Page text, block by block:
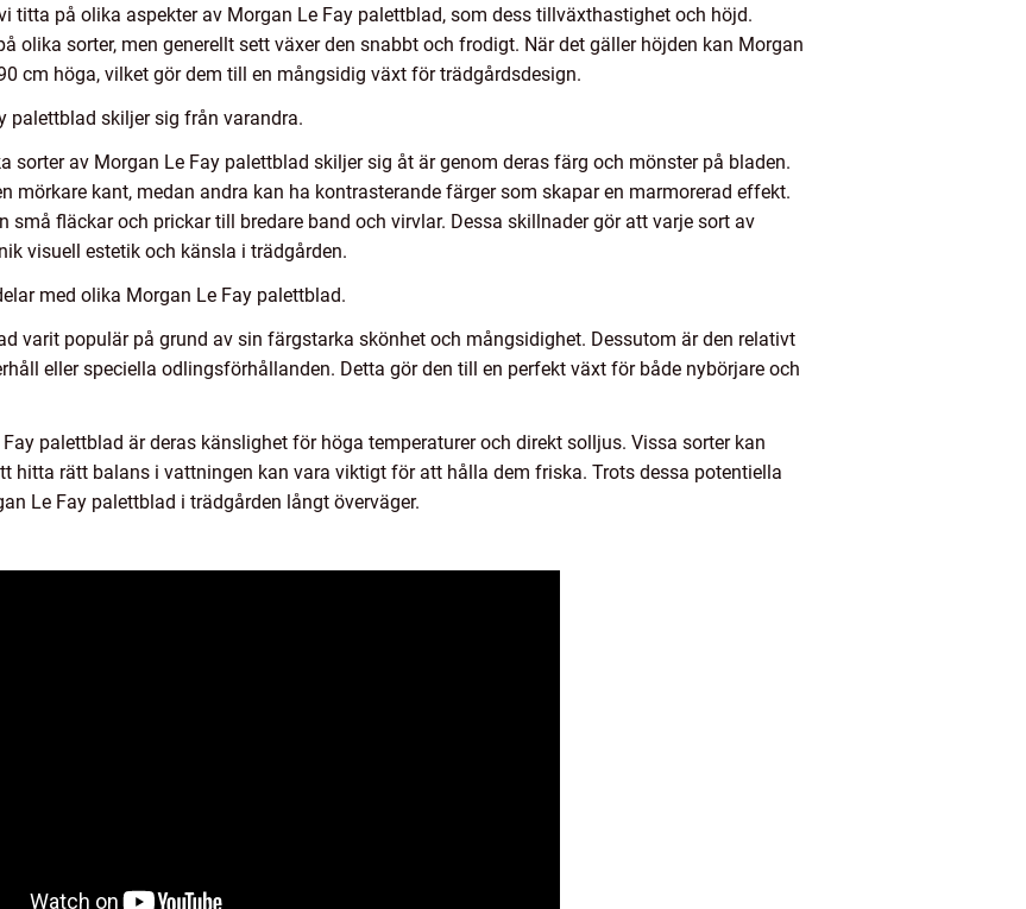
titta på olika aspekter av Morgan Le Fay palettblad, som dess tillväxthastighet och höjd.
olika sorter, men generellt sett växer den snabbt och frodigt. När det gäller höjden kan Morgan
cm höga, vilket gör dem till en mångsidig växt för trädgårdsdesign.
palettblad skiljer sig från varandra.
sorter av Morgan Le Fay palettblad skiljer sig åt är genom deras färg och mönster på bladen.
mörkare kant, medan andra kan ha kontrasterande färger som skapar en marmorerad effekt.
små fläckar och prickar till bredare band och virvlar. Dessa skillnader gör att varje sort av
visuell estetik och känsla i trädgården.
med olika Morgan Le Fay palettblad.
varit populär på grund av sin färgstarka skönhet och mångsidighet. Dessutom är den relativt
eller speciella odlingsförhållanden. Detta gör den till en perfekt växt för både nybörjare och
palettblad är deras känslighet för höga temperaturer och direkt solljus. Vissa sorter kan
hitta rätt balans i vattningen kan vara viktigt för att hålla dem friska. Trots dessa potentiella
Le Fay palettblad i trädgården långt överväger.